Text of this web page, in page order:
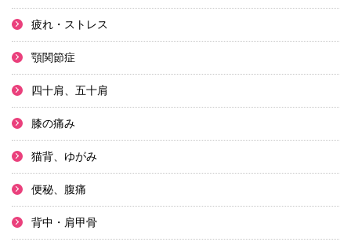
疲れ・ストレス
顎関節症
四十肩、五十肩
膝の痛み
猫背、ゆがみ
便秘、腹痛
背中・肩甲骨